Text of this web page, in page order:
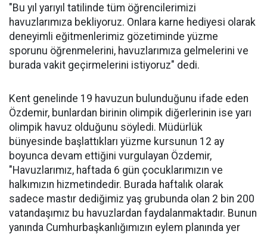
"Bu yıl yarıyıl tatilinde tüm öğrencilerimizi
havuzlarımıza bekliyoruz. Onlara karne hediyesi olarak
deneyimli eğitmenlerimiz gözetiminde yüzme
sporunu öğrenmelerini, havuzlarımıza gelmelerini ve
burada vakit geçirmelerini istiyoruz" dedi.
Kent genelinde 19 havuzun bulunduğunu ifade eden
Özdemir, bunlardan birinin olimpik diğerlerinin ise yarı
olimpik havuz olduğunu söyledi. Müdürlük
bünyesinde başlattıkları yüzme kursunun 12 ay
boyunca devam ettiğini vurgulayan Özdemir,
"Havuzlarımız, haftada 6 gün çocuklarımızın ve
halkımızın hizmetindedir. Burada haftalık olarak
sadece mastır dediğimiz yaş grubunda olan 2 bin 200
vatandaşımız bu havuzlardan faydalanmaktadır. Bunun
yanında Cumhurbaşkanlığımızın eylem planında yer